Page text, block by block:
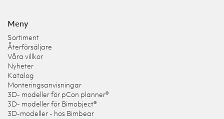
Meny
Sortiment
Återförsäljare
Våra villkor
Nyheter
Katalog
Monteringsanvisningar
3D- modeller för pCon planner®
3D- modeller för Bimobject®
3D-modeller - hos Bimbear